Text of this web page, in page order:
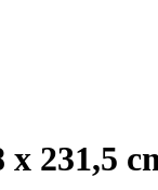
231,5